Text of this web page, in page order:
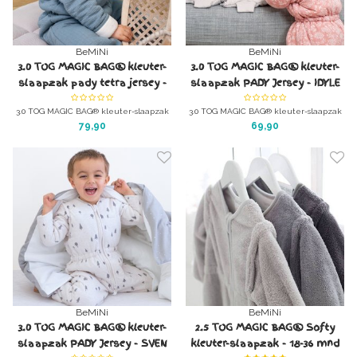
BeMiNi
3.0 TOG MAGIC BAG® kleuter-
slaapzak pady tetra jersey -
Cadum Wonde
3.0 TOG MAGIC BAG® kleuter-slaapzak
pady tetra jersey - Wonde , nog zachter
Als slaapzak of huispak.
En warmer dan warm! (3 TOG)
79,90
BeMiNi
3.0 TOG MAGIC BAG® kleuter-
slaapzak PADY Jersey - IDYLE
3.0 TOG MAGIC BAG® kleuter-slaapzak
PADY Jersey - IDYLE , nog zachter dan
Als slaapzak of huispak.
En warmer dan warm! (3 TOG)
69,90
BeMiNi
3.0 TOG MAGIC BAG® kleuter-
slaapzak PADY Jersey - SVEN
BeMiNi
2.5 TOG MAGIC BAG® Softy
kleuter-slaapzak - 18-36 mnd